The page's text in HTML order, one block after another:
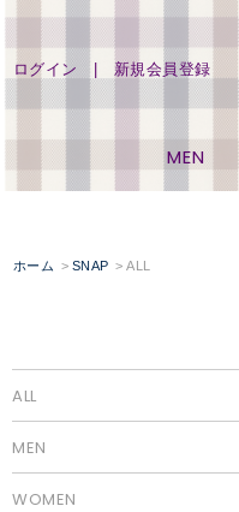
ログイン 新規会員登録
MEN
ホーム SNAP ALL
ALL
MEN
WOMEN